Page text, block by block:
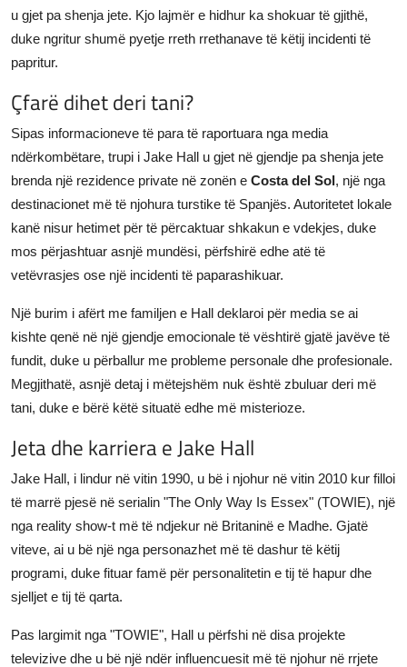
u gjet pa shenja jete. Kjo lajmër e hidhur ka shokuar të gjithë,
duke ngritur shumë pyetje rreth rrethanave të këtij incidenti të
papritur.
Çfarë dihet deri tani?
Sipas informacioneve të para të raportuara nga media
ndërkombëtare, trupi i Jake Hall u gjet në gjendje pa shenja jete
brenda një rezidence private në zonën e Costa del Sol, një nga
destinacionet më të njohura turstike të Spanjës. Autoritetet lokale
kanë nisur hetimet për të përcaktuar shkakun e vdekjes, duke
mos përjashtuar asnjë mundësi, përfshirë edhe atë të
vetëvrasjes ose një incidenti të paparashikuar.
Një burim i afërt me familjen e Hall deklaroi për media se ai
kishte qenë në një gjendje emocionale të vështirë gjatë javëve të
fundit, duke u përballur me probleme personale dhe profesionale.
Megjithatë, asnjë detaj i mëtejshëm nuk është zbuluar deri më
tani, duke e bërë këtë situatë edhe më misterioze.
Jeta dhe karriera e Jake Hall
Jake Hall, i lindur në vitin 1990, u bë i njohur në vitin 2010 kur filloi
të marrë pjesë në serialin "The Only Way Is Essex" (TOWIE), një
nga reality show-t më të ndjekur në Britaninë e Madhe. Gjatë
viteve, ai u bë një nga personazhet më të dashur të këtij
programi, duke fituar famë për personalitetin e tij të hapur dhe
sjelljet e tij të qarta.
Pas largimit nga "TOWIE", Hall u përfshi në disa projekte
televizive dhe u bë një ndër influencuesit më të njohur në rrjete